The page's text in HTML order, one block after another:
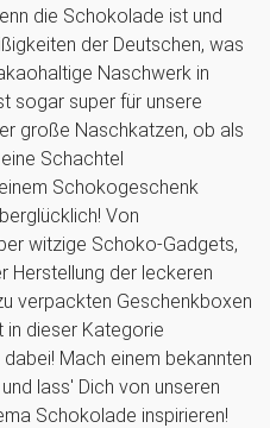
die Schokolade ist und
der Deutschen, was
Naschwerk in
sogar super für unsere
große Naschkatzen, ob als
Schachtel
Schokogeschenk
Von
witzige Schoko-Gadgets,
Herstellung der leckeren
verpackten Geschenkboxen
in dieser Kategorie
dabei! Mach einem bekannten
lass' Dich von unseren
Schokolade inspirieren!